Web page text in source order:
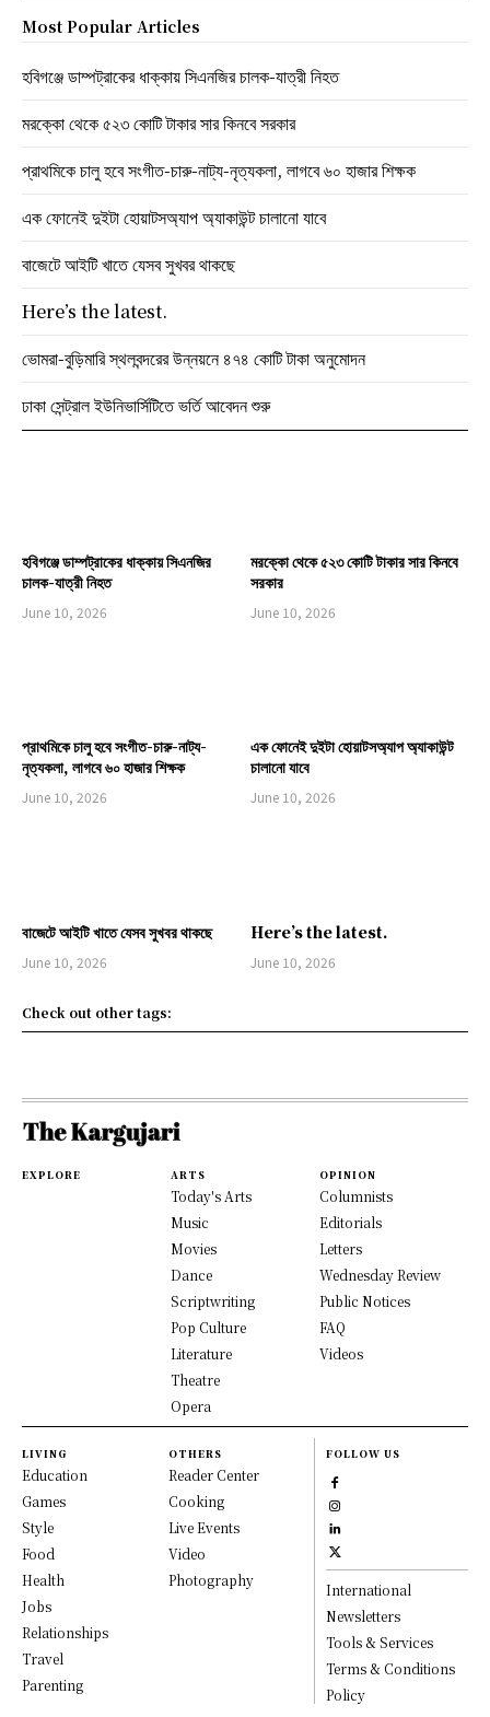
হবিগঞ্জে ডাম্পট্রাকের ধাক্কায় সিএনজির
চালক-যাত্রী নিহত
June 10, 2026
মরক্কো থেকে ৫২৩ কোটি টাকার সার কিনবে
সরকার
June 10, 2026
প্রাথমিকে চালু হবে সংগীত-চারু-নাট্য-
নৃত্যকলা, লাগবে ৬০ হাজার শিক্ষক
June 10, 2026
এক ফোনেই দুইটা হোয়াটসঅ্যাপ অ্যাকাউন্ট
চালানো যাবে
June 10, 2026
বাজেটে আইটি খাতে যেসব সুখবর থাকছে
June 10, 2026
Here’s the latest.
June 10, 2026
Check out other tags:
Most Popular Articles
হবিগঞ্জে ডাম্পট্রাকের ধাক্কায় সিএনজির চালক-যাত্রী নিহত
মরক্কো থেকে ৫২৩ কোটি টাকার সার কিনবে সরকার
প্রাথমিকে চালু হবে সংগীত-চারু-নাট্য-নৃত্যকলা, লাগবে ৬০ হাজার শিক্ষক
এক ফোনেই দুইটা হোয়াটসঅ্যাপ অ্যাকাউন্ট চালানো যাবে
বাজেটে আইটি খাতে যেসব সুখবর থাকছে
Here’s the latest.
ভোমরা-বুড়িমারি স্থলবন্দরের উন্নয়নে ৪৭৪ কোটি টাকা অনুমোদন
ঢাকা সেন্ট্রাল ইউনিভার্সিটিতে ভর্তি আবেদন শুরু
EXPLORE ARTS
Today's Arts
Music
Movies
Dance
Scriptwriting
Pop Culture
Literature
Theatre
Opera
OPINION
Columnists
Editorials
Letters
Wednesday Review
Public Notices
FAQ
Videos
LIVING
Education
Games
Style
Food
Health
Jobs
Relationships
Travel
Parenting
OTHERS
Reader Center
Cooking
Live Events
Video
Photography
FOLLOW US
International
Newsletters
Tools & Services
Terms & Conditions
Policy